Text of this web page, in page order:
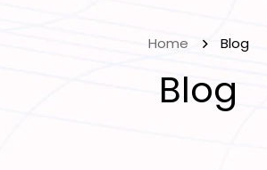
Home Blog
Blog